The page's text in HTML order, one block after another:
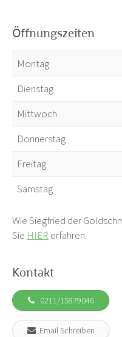
Öffnungszeiten
Montag
Dienstag
Mittwoch
Donnerstag
Freitag
Samstag
Wie Siegfried der
Sie HIER erfahren.
Kontakt
0211/15879046
Email Schreiben